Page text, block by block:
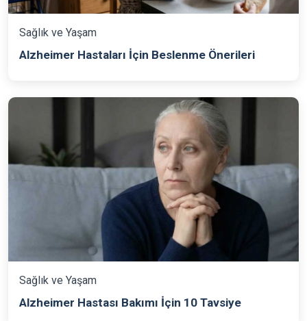
Sağlık ve Yaşam
Alzheimer Hastaları İçin Beslenme Önerileri
Sağlık ve Yaşam
Alzheimer Hastası Bakımı İçin 10 Tavsiye